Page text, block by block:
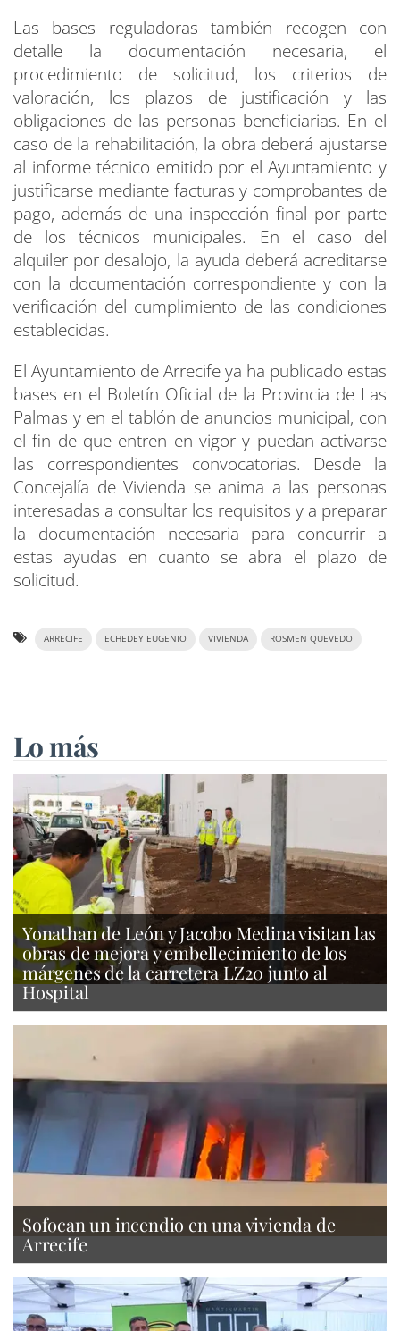
Las bases reguladoras también recogen con
detalle la documentación necesaria, el
procedimiento de solicitud, los criterios de
valoración, los plazos de justificación y las
obligaciones de las personas beneficiarias. En el
caso de la rehabilitación, la obra deberá ajustarse
al informe técnico emitido por el Ayuntamiento y
justificarse mediante facturas y comprobantes de
pago, además de una inspección final por parte
de los técnicos municipales. En el caso del
alquiler por desalojo, la ayuda deberá acreditarse
con la documentación correspondiente y con la
verificación del cumplimiento de las condiciones
establecidas.
El Ayuntamiento de Arrecife ya ha publicado estas
bases en el Boletín Oficial de la Provincia de Las
Palmas y en el tablón de anuncios municipal, con
el fin de que entren en vigor y puedan activarse
las correspondientes convocatorias. Desde la
Concejalía de Vivienda se anima a las personas
interesadas a consultar los requisitos y a preparar
la documentación necesaria para concurrir a
estas ayudas en cuanto se abra el plazo de
solicitud.
ARRECIFE ECHEDEY EUGENIO VIVIENDA ROSMEN QUEVEDO
Lo más
Yonathan de León y Jacobo Medina visitan las
obras de mejora y embellecimiento de los
márgenes de la carretera LZ20 junto al
Hospital
Sofocan un incendio en una vivienda de
Arrecife